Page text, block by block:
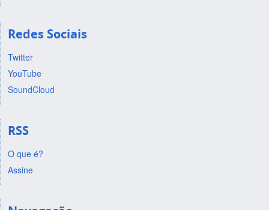
Redes Sociais
Twitter
YouTube
SoundCloud
RSS
O que é?
Assine